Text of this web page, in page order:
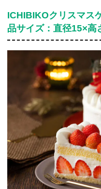
ICHIBIKOクリスマス
品サイズ：直径15×高